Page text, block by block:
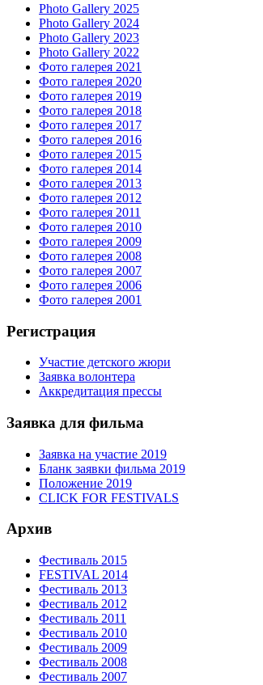
Photo Gallery 2025
Photo Gallery 2024
Photo Gallery 2023
Photo Gallery 2022
Фото галерея 2021
Фото галерея 2020
Фото галерея 2019
Фото галерея 2018
Фото галерея 2017
Фото галерея 2016
Фото галерея 2015
Фото галерея 2014
Фото галерея 2013
Фото галерея 2012
Фото галерея 2011
Фото галерея 2010
Фото галерея 2009
Фото галерея 2008
Фото галерея 2007
Фото галерея 2006
Фото галерея 2001
Регистрация
Участие детского жюри
Заявка волонтера
Аккредитация прессы
Заявка для фильма
Заявка на участие 2019
Бланк заявки фильма 2019
Положение 2019
CLICK FOR FESTIVALS
Архив
Фестиваль 2015
FESTIVAL 2014
Фестиваль 2013
Фестиваль 2012
Фестиваль 2011
Фестиваль 2010
Фестиваль 2009
Фестиваль 2008
Фестиваль 2007